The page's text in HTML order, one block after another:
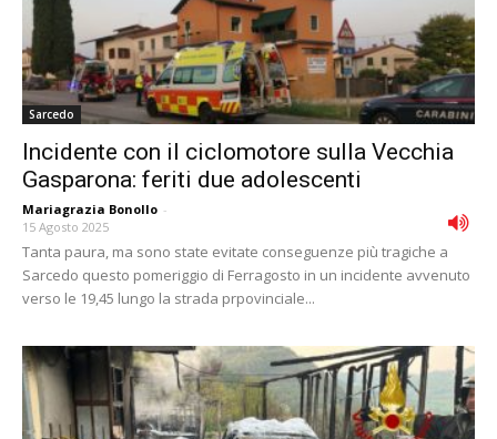
Sarcedo
Incidente con il ciclomotore sulla Vecchia
Gasparona: feriti due adolescenti
Mariagrazia Bonollo -
15 Agosto 2025
Tanta paura, ma sono state evitate conseguenze più tragiche a
Sarcedo questo pomeriggio di Ferragosto in un incidente avvenuto
verso le 19,45 lungo la strada prpovinciale...